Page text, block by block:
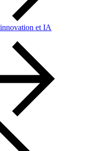
et IA